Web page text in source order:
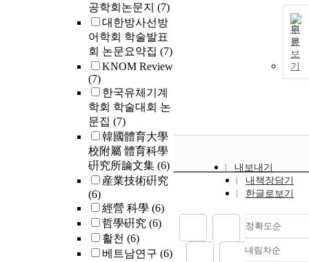
공학회논문지 (7)
대한방사선방
어학회 학술발표
회 논문요약집 (7)
KNOM Review
(7)
한국유체기계
학회 학술대회 논
문집 (7)
韓國體育大學
校附屬 體育科學
硏究所論文集 (6)
産業技術硏究
(6)
經營 科學 (6)
哲學硏究 (6)
활천 (6)
베트남연구 (6)
원
문
보
기
내보내기
내책장담기
한글로보기
정확도순
정확도
내림차순